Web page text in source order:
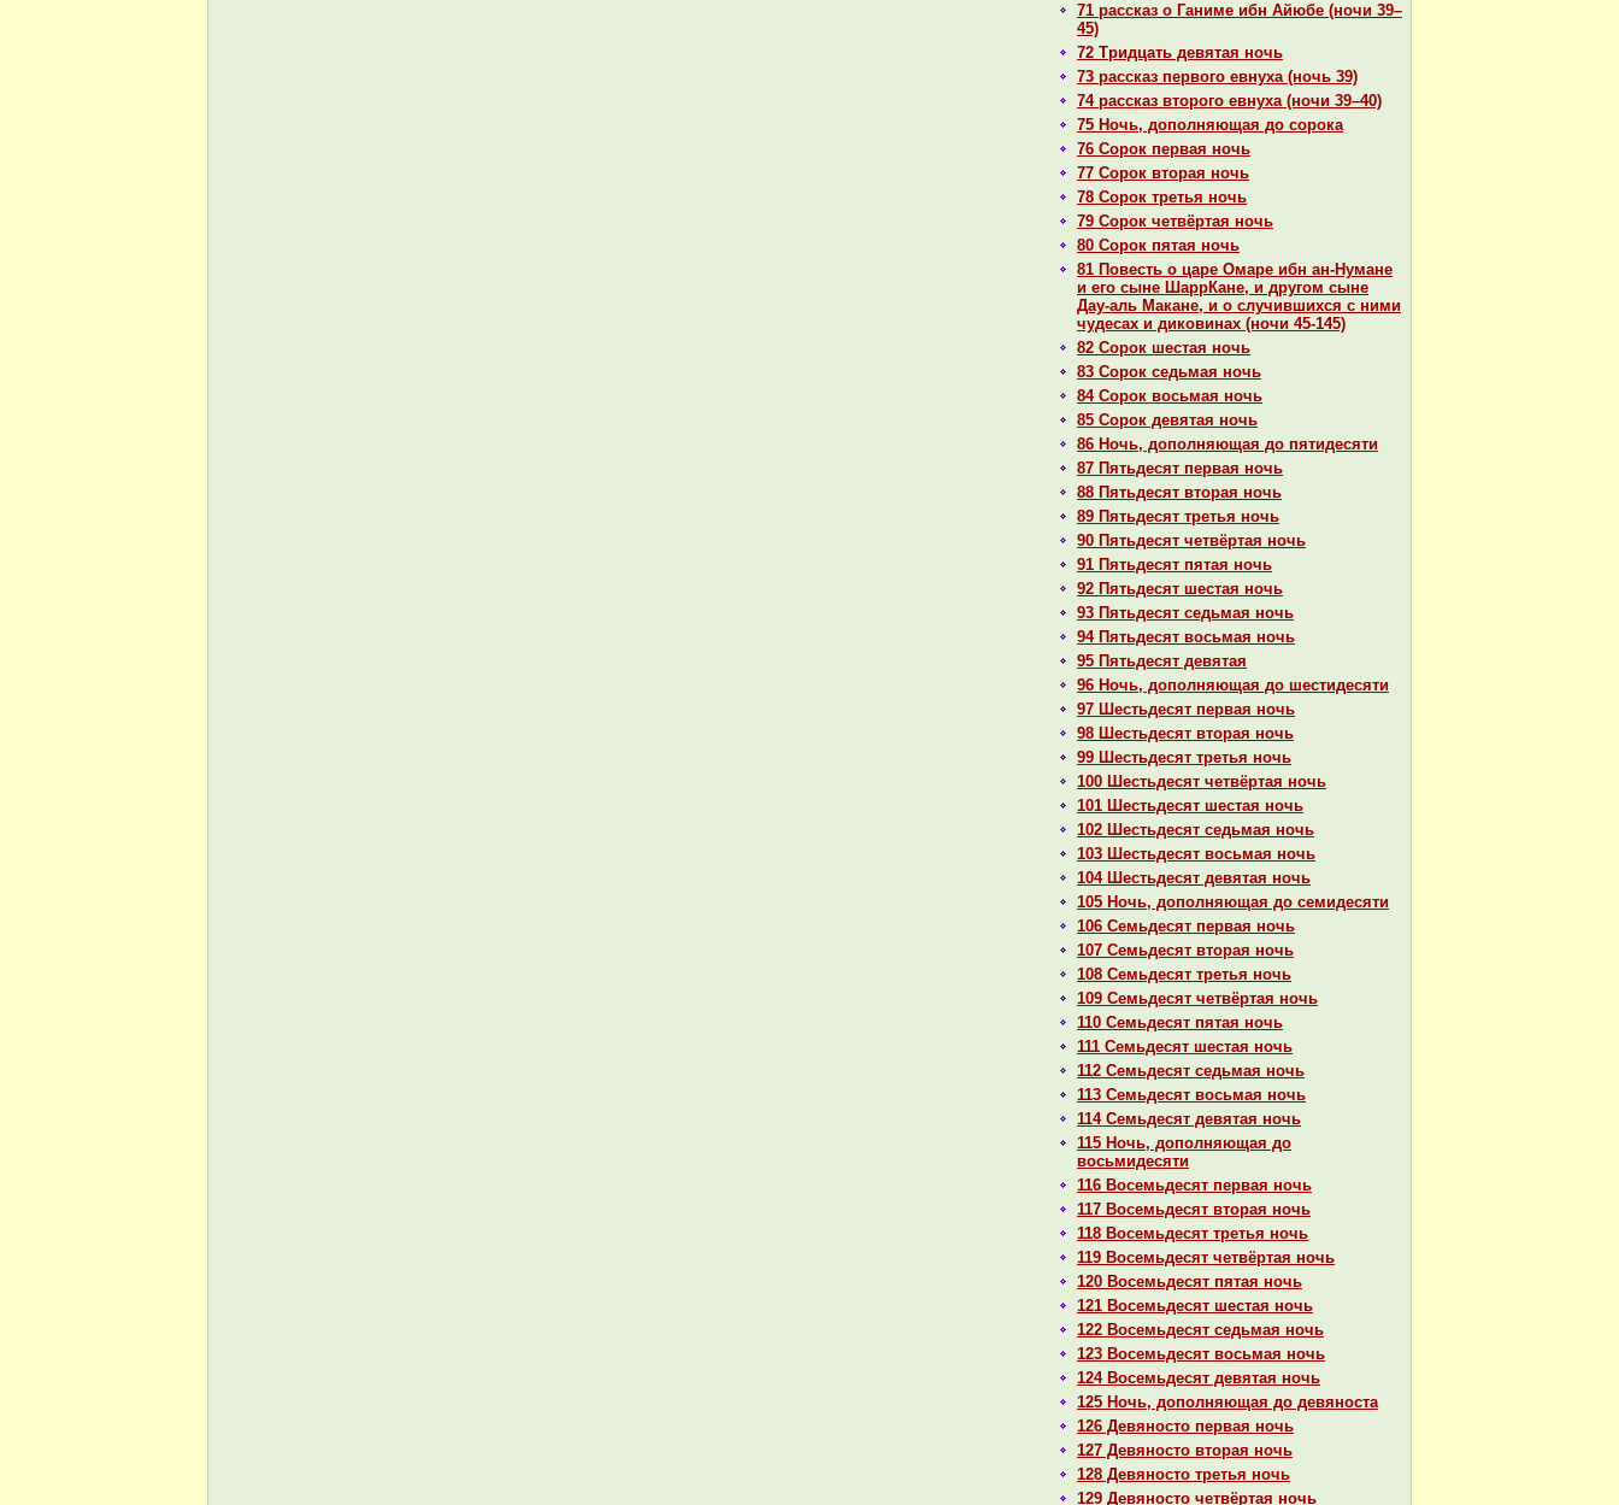
71 paссказ о Ганиме ибн Айюбе (ночи 39–
45)
72 Тридцать девятая ночь
73 paссказ первого евнуха (ночь 39)
74 paссказ второго евнуха (ночи 39–40)
75 Ночь, дополняющая до сорока
76 Сорок первая ночь
77 Сорок втоpaя ночь
78 Сорок третья ночь
79 Сорок четвёртая ночь
80 Сорок пятая ночь
81 Повесть о царе Омаре ибн ан-Нумане
и его сыне ШаррКане, и другом сыне
Дау-аль Макане, и о случившихся с ними
чудеcaх и дикoвинaх (ночи 45-145)
82 Сорок шестая ночь
83 Сорок седьмая ночь
84 Сорок восьмая ночь
85 Сорок девятая ночь
86 Ночь, дополняющая до пятидесяти
87 Пятьдесят первая ночь
88 Пятьдесят втоpaя ночь
89 Пятьдесят третья ночь
90 Пятьдесят четвёртая ночь
91 Пятьдесят пятая ночь
92 Пятьдесят шестая ночь
93 Пятьдесят седьмая ночь
94 Пятьдесят восьмая ночь
95 Пятьдесят девятая
96 Ночь, дополняющая до шестидесяти
97 Шестьдесят первая ночь
98 Шестьдесят втоpaя ночь
99 Шестьдесят третья ночь
100 Шестьдесят четвёртая ночь
101 Шестьдесят шестая ночь
102 Шестьдесят седьмая ночь
103 Шестьдесят восьмая ночь
104 Шестьдесят девятая ночь
105 Ночь, дополняющая до семидесяти
106 Семьдесят первая ночь
107 Семьдесят втоpaя ночь
108 Семьдесят третья ночь
109 Семьдесят четвёртая ночь
110 Семьдесят пятая ночь
111 Семьдесят шестая ночь
112 Семьдесят седьмая ночь
113 Семьдесят восьмая ночь
114 Семьдесят девятая ночь
115 Ночь, дополняющая до
восьмидесяти
116 Восемьдесят первая ночь
117 Восемьдесят втоpaя ночь
118 Восемьдесят третья ночь
119 Восемьдесят четвёртая ночь
120 Восемьдесят пятая ночь
121 Восемьдесят шестая ночь
122 Восемьдесят седьмая ночь
123 Восемьдесят восьмая ночь
124 Восемьдесят девятая ночь
125 Ночь, дополняющая до девяноста
126 Девяносто первая ночь
127 Девяносто втоpaя ночь
128 Девяносто третья ночь
129 Девяносто четвёртая ночь